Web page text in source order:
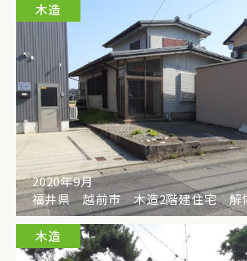
木造
2020年9月
福井県 越前市 木造2階建住宅 解
木造